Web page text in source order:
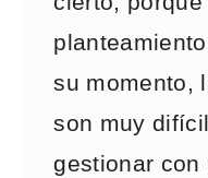
su momento,
son muy
gestionar con